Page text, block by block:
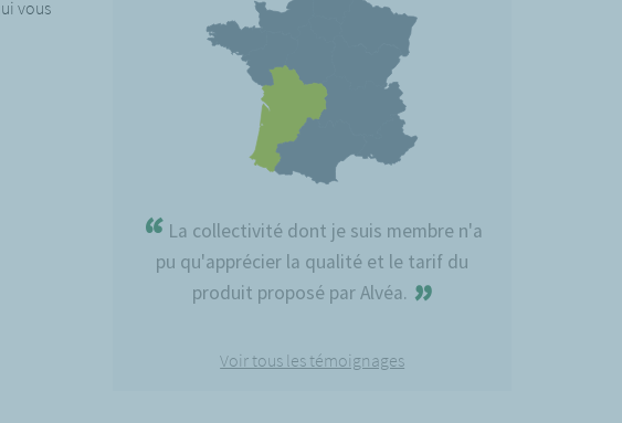
vous
“ La collectivité dont je suis membre n'a
pu qu'apprécier la qualité et le tarif du
produit proposé par Alvéa. ”
Voir tous les témoignages